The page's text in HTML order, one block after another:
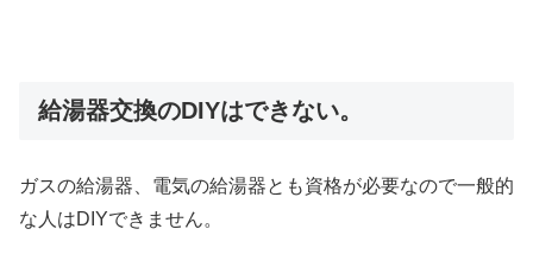
給湯器交換のDIYはできない。
ガスの給湯器、電気の給湯器とも資格が必要なので一般的
な人はDIYできません。